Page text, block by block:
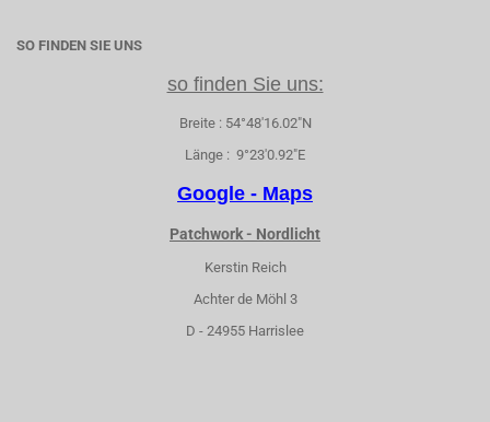
SO FINDEN SIE UNS
so finden Sie uns:
Breite : 54°48'16.02"N
Länge : 9°23'0.92"E
Google - Maps
Patchwork - Nordlicht
Kerstin Reich
Achter de Möhl 3
D - 24955 Harrislee